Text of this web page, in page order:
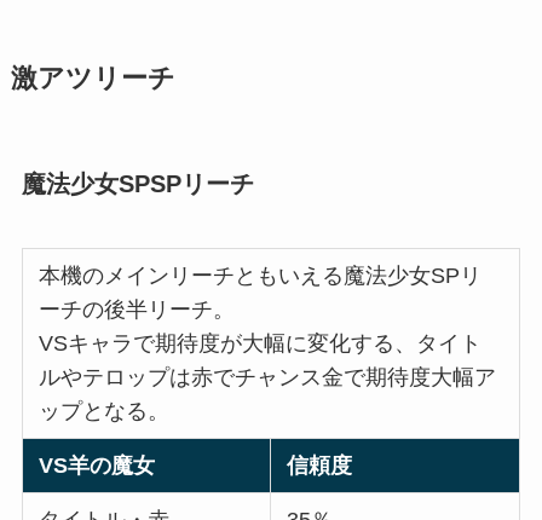
激アツリーチ
魔法少女SPSPリーチ
本機のメインリーチともいえる魔法少女SPリ
ーチの後半リーチ。
VSキャラで期待度が大幅に変化する、タイト
ルやテロップは赤でチャンス金で期待度大幅ア
ップとなる。
VS羊の魔女 信頼度